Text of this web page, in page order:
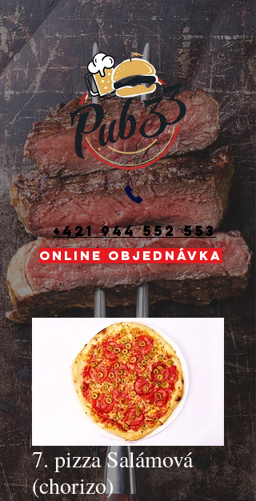
ONLINE OBJEDNÁVKA
+421 944 552 553
7. pizza Salámová
(chorizo)